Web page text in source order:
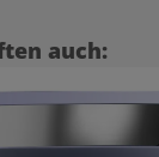
dem Waschen der
und fünf Minuten
auch: